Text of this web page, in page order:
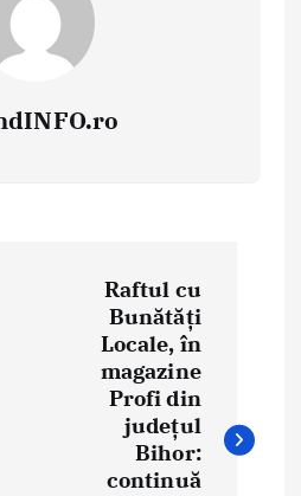
Raftul cu
Bunătăți
Locale, în
magazine
Profi din
județul
Bihor:
continuă